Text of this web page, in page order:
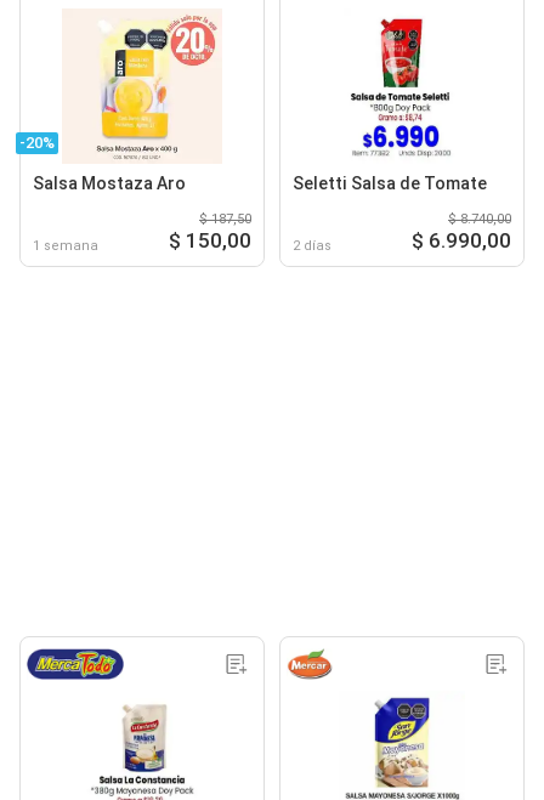
-20%
Salsa Mostaza Aro
1 semana
$ 187,50
$ 150,00
Seletti Salsa de Tomate
2 días
$ 8.740,00
$ 6.990,00